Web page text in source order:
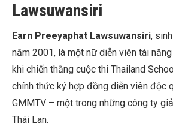
Lawsuwansiri
Earn Preeyaphat Lawsuwansiri,
năm 2001, là một nữ diễn viên tài năng
khi chiến thắng cuộc thi Thailand
chính thức ký hợp đồng diễn viên độc
GMMTV – một trong những công ty
Thái Lan.